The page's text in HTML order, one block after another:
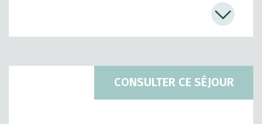
Les points forts ont été l'accueil dans le premier
village ainsi que la beauté et la variété du pays !
CONSULTER CE SÉJOUR